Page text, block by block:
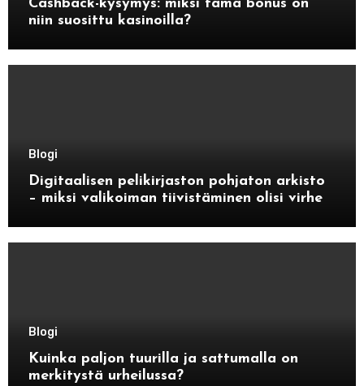
Cashback-kysymys: miksi tämä bonus on
niin suosittu kasinoilla?
Blogi
Digitaalisen pelikirjaston pohjaton arkisto
– miksi valikoiman tiivistäminen olisi virhe
Blogi
Kuinka paljon tuurilla ja sattumalla on
merkitystä urheilussa?